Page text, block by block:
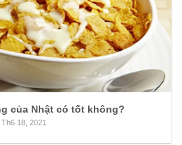
của Nhật có tốt không?
Th6 18, 2021